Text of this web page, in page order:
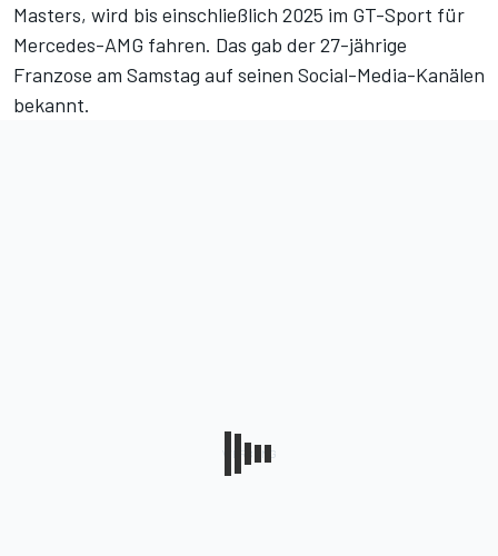
Masters, wird bis einschließlich 2025 im GT-Sport für
Mercedes-AMG fahren. Das gab der 27-jährige
Franzose am Samstag auf seinen Social-Media-Kanälen
bekannt.